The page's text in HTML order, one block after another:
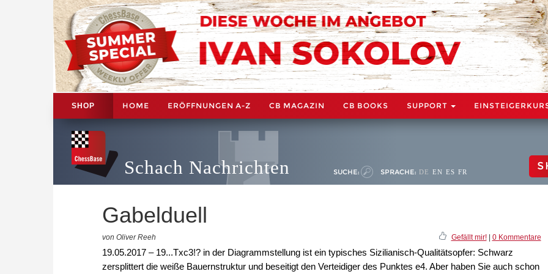
SHOP HOME ERÖFFNUNGEN A-Z CB MAGAZIN CB BOOKS SUPPORT
Schach Nachrichten SUCHE: SPRACHE: DE EN ES FR
Gabelduell
von Oliver Reeh Gefällt mir!| 0 Kommentare
19.05.2017 – 19...Txc3!? in der Diagrammstellung ist ein typisches Sizilianisch-Qualitätsopfer: Schwarz
zersplittert die weiße Bauernstruktur und beseitigt den Verteidiger des Punktes e4. Aber haben Sie auch schon